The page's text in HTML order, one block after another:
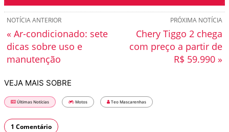
PRÓXIMA NOTÍCIA
Chery Tiggo 2 chega
com preço a partir de
R$ 59.990 »
NOTÍCIA ANTERIOR
« Ar-condicionado: sete
dicas sobre uso e
manutenção
VEJA MAIS SOBRE
Últimas Notícias Motos Teo Mascarenhas
1 Comentário